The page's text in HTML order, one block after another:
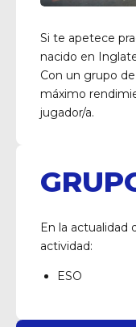
Si te apetece
nacido en
Con un grupo
máximo
jugador/a.
En la actualidad
actividad:
ESO